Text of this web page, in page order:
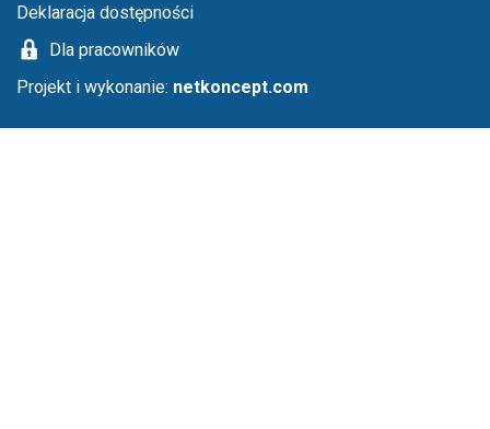
Deklaracja dostępności
Dla pracowników
Projekt i wykonanie: netkoncept.com